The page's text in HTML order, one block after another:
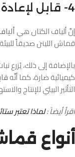
4- قابل لإعادة التدوير
إنَّ ألياف الكتان هي
قماش اللينن صديقاً
بالإضافة إلى ذلك، يُزرع
كيميائية ضارة، كما أنَّه
التأثير البيئي للإنتاج
اقرأ أيضاً :لماذا تعتبر
أنواع